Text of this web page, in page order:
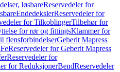
løsbareReservedeler for
EndedekslerReservedeler for
for TilkoblingerTilbehør for
for rør og fittingsKlammer for
flensforbindelserGeberit Mapress
Reservedeler for Geberit Mapress
Reservedeler for
for ReduksjonerBendReservedeler